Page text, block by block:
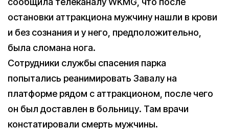
остановки аттракциона мужчину нашли в крови
и без сознания и у него, предположительно,
была сломана нога.
Сотрудники службы спасения парка
попытались реанимировать Завалу на
платформе рядом с аттракционом, после чего
он был доставлен в больницу. Там врачи
констатировали смерть мужчины.